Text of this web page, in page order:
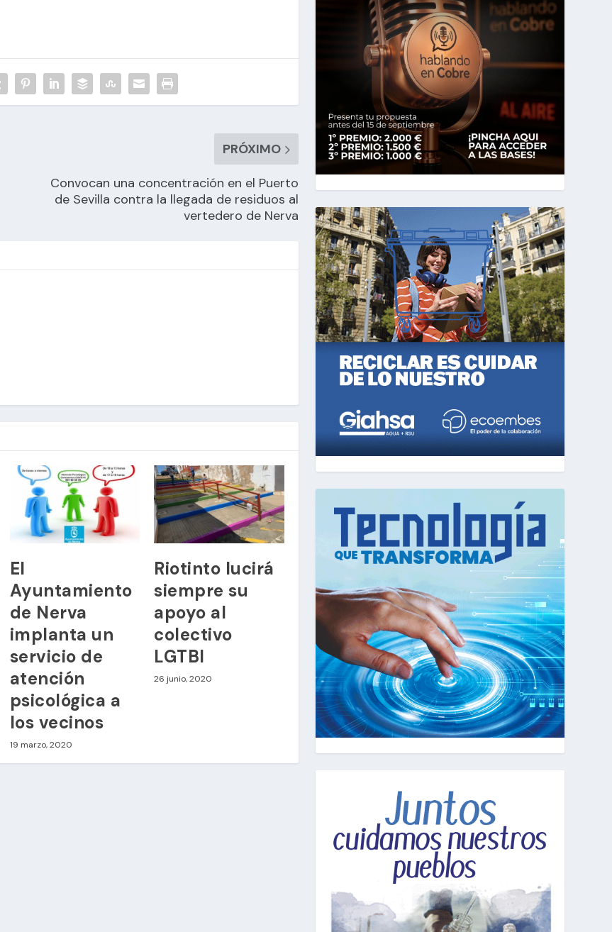
PRÓXIMO
Convocan una concentración en el Puerto
de Sevilla contra la llegada de residuos al
vertedero de Nerva
El
Ayuntamiento
de Nerva
implanta un
servicio de
atención
psicológica a
los vecinos
19 marzo, 2020
Riotinto lucirá
siempre su
apoyo al
colectivo
LGTBI
26 junio, 2020